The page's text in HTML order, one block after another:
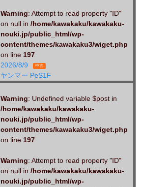
Warning: Attempt to read property "ID"
on null in /home/kawakaku/kawakaku-
nouki.jp/public_html/wp-
content/themes/kawakaku3/wiget.php
on line 197
2026/8/9
中古
ヤンマー PeS1F
Warning: Undefined variable $post in
/home/kawakaku/kawakaku-
nouki.jp/public_html/wp-
content/themes/kawakaku3/wiget.php
on line 197
Warning: Attempt to read property "ID"
on null in /home/kawakaku/kawakaku-
nouki.jp/public_html/wp-